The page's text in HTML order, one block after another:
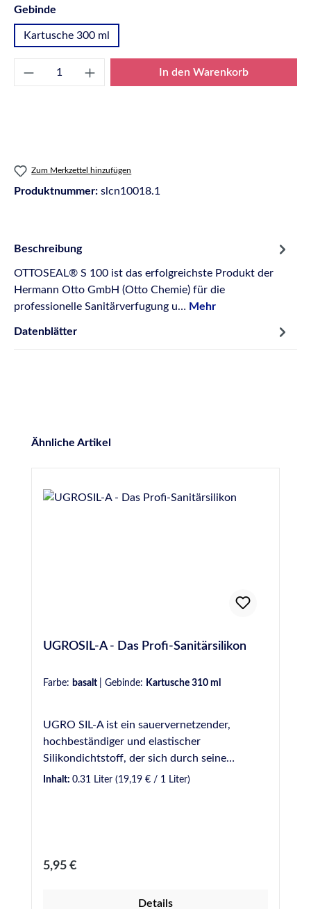
Gebinde
Kartusche 300 ml
Produkt Anzahl: Gib den gewünschten
In den Warenkorb
Zum Merkzettel hinzufügen
Produktnummer: slcn10018.1
Beschreibung
OTTOSEAL® S 100 ist das erfolgreichste Produkt der
Hermann Otto GmbH (Otto Chemie) für die
professionelle Sanitärverfugung u… Mehr
Datenblätter
Produktgalerie überspringen
Ähnliche Artikel
UGROSIL-A - Das Profi-Sanitärsilikon
Farbe: basalt Gebinde: Kartusche 310 ml
UGRO SIL-A ist ein sauervernetzender,
hochbeständiger und elastischer
Silikondichtstoff, der sich durch seine
Vielseitigkeit beim Einsatz in
auch in Bereichen mit höherer Beanspruchung
im Außenbereich, wie Schwimmbäder und
Inhalt: 0.31 Liter (19,19 € / 1 Liter)
Regulärer Preis:
5,95 €
Details